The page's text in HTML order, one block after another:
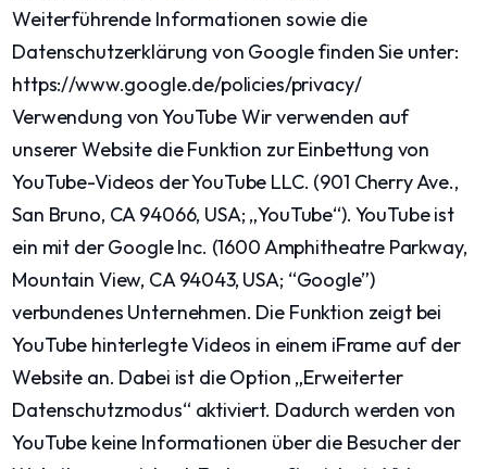
Weiterführende Informationen sowie die
Datenschutzerklärung von Google finden Sie unter:
https://www.google.de/policies/privacy/
Verwendung von YouTube Wir verwenden auf
unserer Website die Funktion zur Einbettung von
YouTube-Videos der YouTube LLC. (901 Cherry Ave.,
San Bruno, CA 94066, USA; „YouTube“). YouTube ist
ein mit der Google Inc. (1600 Amphitheatre Parkway,
Mountain View, CA 94043, USA; “Google”)
verbundenes Unternehmen. Die Funktion zeigt bei
YouTube hinterlegte Videos in einem iFrame auf der
Website an. Dabei ist die Option „Erweiterter
Datenschutzmodus“ aktiviert. Dadurch werden von
YouTube keine Informationen über die Besucher der